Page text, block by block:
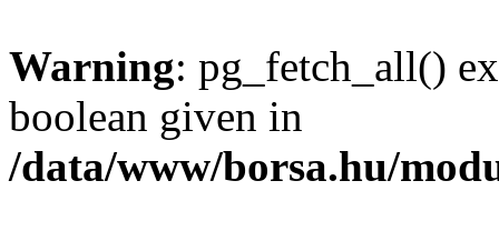
Warning: pg_fetch_all()
boolean given in
/data/www/borsa.hu/